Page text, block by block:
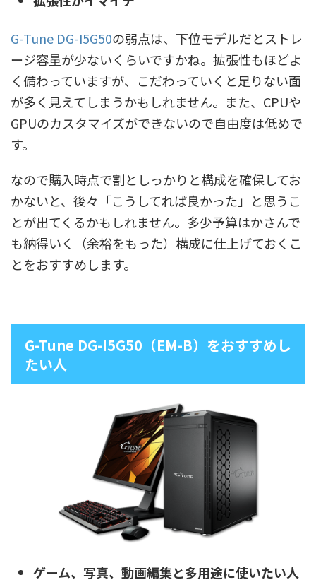
G-Tune DG-I5G50の弱点は、下位モデルだとストレ
ージ容量が少ないくらいですかね。拡張性もほどよ
く備わっていますが、こだわっていくと足りない面
が多く見えてしまうかもしれません。また、CPUや
GPUのカスタマイズができないので自由度は低めで
す。
なので購入時点で割としっかりと構成を確保してお
かないと、後々「こうしてれば良かった」と思うこ
とが出てくるかもしれません。多少予算はかさんで
も納得いく（余裕をもった）構成に仕上げておくこ
とをおすすめします。
G-Tune DG-I5G50（EM-B）をおすすめし
たい人
ゲーム、写真、動画編集と多用途に使いたい人